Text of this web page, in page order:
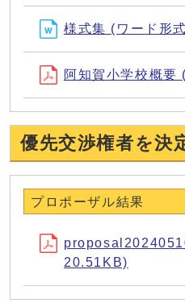
様式集 (ワード形
阿知賀小学校概
優先交渉権者を決
プロポーザル結果
20.51KB)